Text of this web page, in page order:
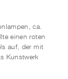
ca.
einen roten
auf, der mit
Kunstwerk